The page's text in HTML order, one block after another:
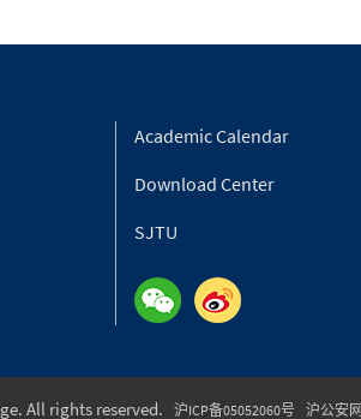
Academic Calendar
Download Center
SJTU
All rights reserved. 沪ICP备05052060号 沪公安